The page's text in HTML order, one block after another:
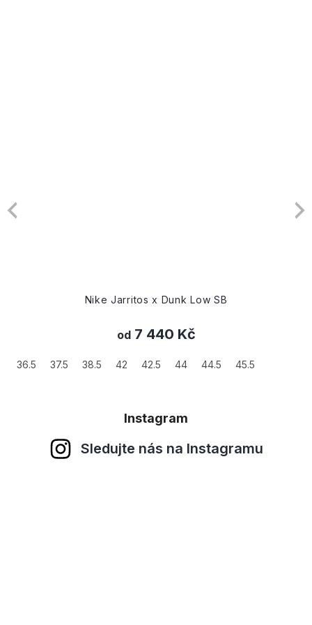
Nike Jarritos x Dunk Low SB
od7 440 Kč
36.5 37.5 38.5 42 42.5 44 44.5 45.5
Instagram
Sledujte nás na Instagramu